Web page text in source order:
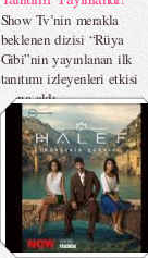
Show Tv’nin merakla
beklenen dizisi “Rüya
Gibi”nin yayınlanan ilk
tanıtımı izleyenleri etkisi
altına aldı.